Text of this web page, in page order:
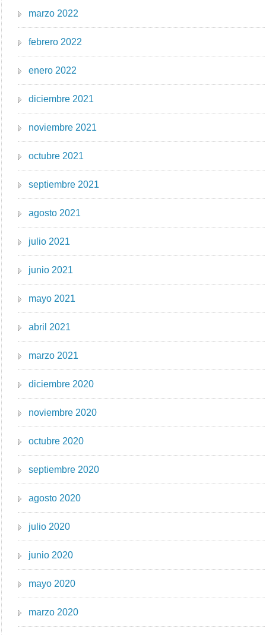
marzo 2022
febrero 2022
enero 2022
diciembre 2021
noviembre 2021
octubre 2021
septiembre 2021
agosto 2021
julio 2021
junio 2021
mayo 2021
abril 2021
marzo 2021
diciembre 2020
noviembre 2020
octubre 2020
septiembre 2020
agosto 2020
julio 2020
junio 2020
mayo 2020
marzo 2020